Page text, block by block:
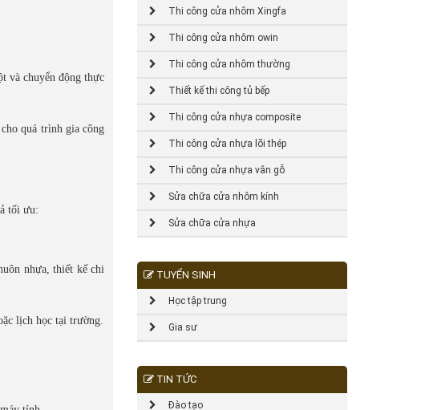
và chuyển động thực
quá trình gia công
tối ưu:
nhựa, thiết kế chi
lịch học tại trường.
Thi công cửa nhôm Xingfa
Thi công cửa nhôm owin
Thi công cửa nhôm thường
Thiết kế thi công tủ bếp
Thi công cửa nhựa composite
Thi công cửa nhựa lõi thép
Thi công cửa nhựa vân gỗ
Sửa chữa cửa nhôm kính
Sửa chữa cửa nhựa
TUYỂN SINH
Học tập trung
Gia sư
TIN TỨC
Đào tạo